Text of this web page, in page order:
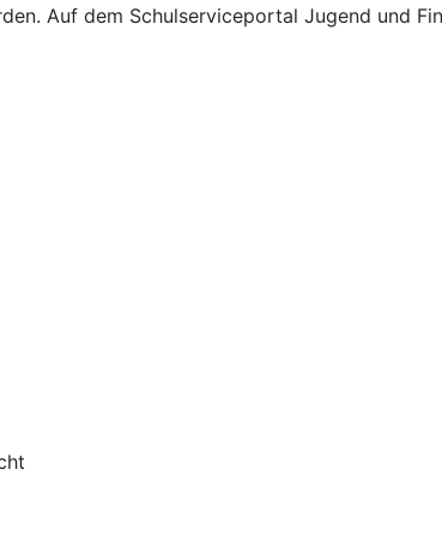
Auf dem Schulserviceportal Jugend und